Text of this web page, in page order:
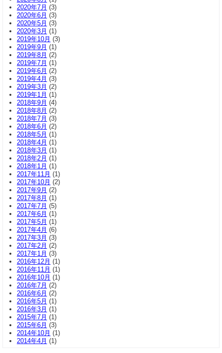
2020年7月 (3)
2020年6月 (3)
2020年5月 (3)
2020年3月 (1)
2019年10月 (3)
2019年9月 (1)
2019年8月 (2)
2019年7月 (1)
2019年6月 (2)
2019年4月 (3)
2019年3月 (2)
2019年1月 (1)
2018年9月 (4)
2018年8月 (2)
2018年7月 (3)
2018年6月 (2)
2018年5月 (1)
2018年4月 (1)
2018年3月 (1)
2018年2月 (1)
2018年1月 (1)
2017年11月 (1)
2017年10月 (2)
2017年9月 (2)
2017年8月 (1)
2017年7月 (5)
2017年6月 (1)
2017年5月 (1)
2017年4月 (6)
2017年3月 (3)
2017年2月 (2)
2017年1月 (3)
2016年12月 (1)
2016年11月 (1)
2016年10月 (1)
2016年7月 (2)
2016年6月 (2)
2016年5月 (1)
2016年3月 (1)
2015年7月 (1)
2015年6月 (3)
2014年10月 (1)
2014年4月 (1)